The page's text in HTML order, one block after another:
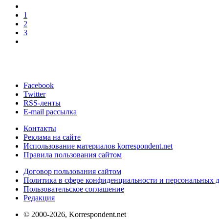
1
2
3
Facebook
Twitter
RSS-ленты
E-mail рассылка
Контакты
Реклама на сайте
Использование материалов korrespondent.net
Правила пользования сайтом
Договор пользования сайтом
Политика в сфере конфиденциальности и персональных
Пользовательское соглашение
Редакция
© 2000-2026, Korrespondent.net